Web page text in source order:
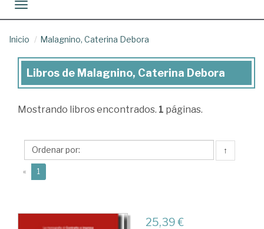
Toggle navigation
Inicio Malagnino, Caterina Debora
Libros
Malagnino,
Debora
Libros de Malagnino, Caterina Debora
Mostrando libros encontrados. 1 páginas.
↑
« 1
25,39 €